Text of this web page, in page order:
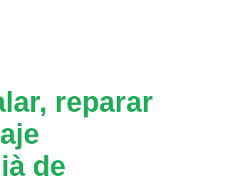
reparar
de